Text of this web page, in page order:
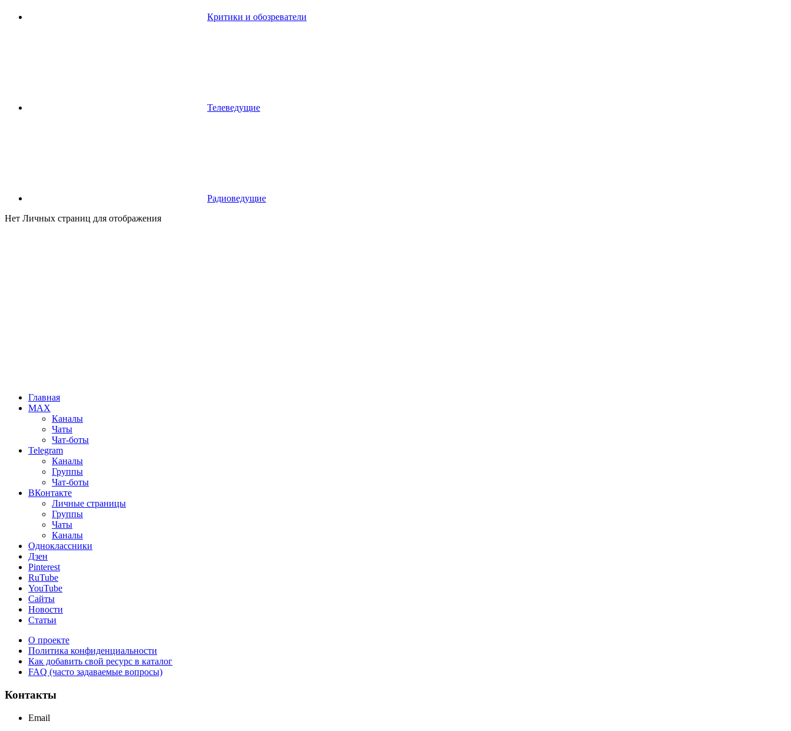
Критики и обозреватели
Телеведущие
Радиоведущие
Нет Личных страниц для отображения
Главная
MAX
Каналы
Чаты
Чат-боты
Telegram
Каналы
Группы
Чат-боты
ВКонтакте
Личные страницы
Группы
Чаты
Каналы
Одноклассники
Дзен
Pinterest
RuTube
YouTube
Сайты
Новости
Статьи
О проекте
Политика конфиденциальности
Как добавить свой ресурс в каталог
FAQ (часто задаваемые вопросы)
Контакты
Email